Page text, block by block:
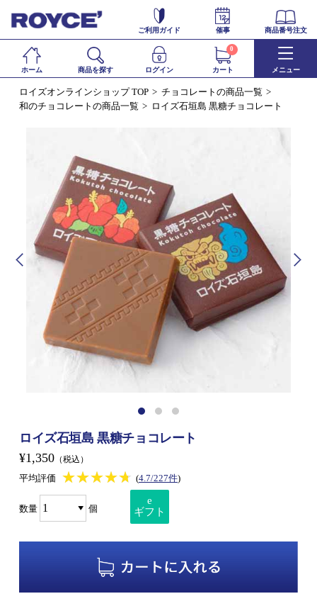
ご利用ガイド 催事 商品番号注文
ホーム 商品を探す ログイン カート
0
メニュー
ロイズオンラインショップ TOP
チョコレートの商品一覧
和のチョコレートの商品一覧
ロイズ石垣島 黒糖チョコレート
ロイズ石垣島 黒糖チョコレート
¥1,350 （税込）
平均評価 ★★★★★
★★★★★ (4.7/227件)
数量 個
e
ギフト